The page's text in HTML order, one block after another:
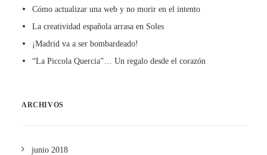
Cómo actualizar una web y no morir en el intento
La creatividad española arrasa en Soles
¡Madrid va a ser bombardeado!
“La Piccola Quercia”… Un regalo desde el corazón
ARCHIVOS
junio 2018